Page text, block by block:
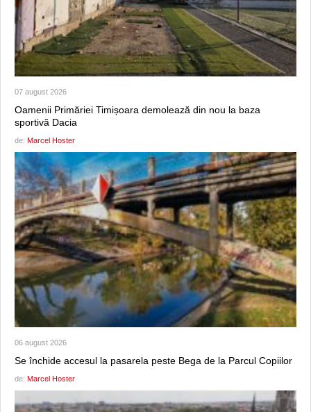
07 august 2026
Oamenii Primăriei Timișoara demolează din nou la baza
sportivă Dacia
de: Marcel Hoster
06 august 2026
Se închide accesul la pasarela peste Bega de la Parcul Copiilor
de: Marcel Hoster